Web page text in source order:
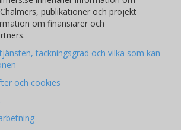
publikationer och projekt
om finansiärer och
täckningsgrad och vilka som kan
och cookies